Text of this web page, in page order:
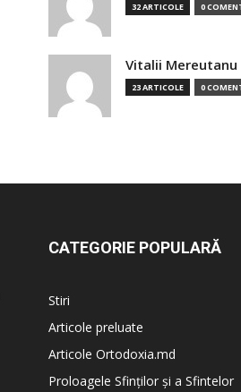
32 ARTICOLE 0
Vitalii Mereutanu
23 ARTICOLE 0
CATEGORIE POPULARĂ
Stiri
Articole preluate
Articole Ortodoxia.md
Proloagele Sfinților și a Sfintelor